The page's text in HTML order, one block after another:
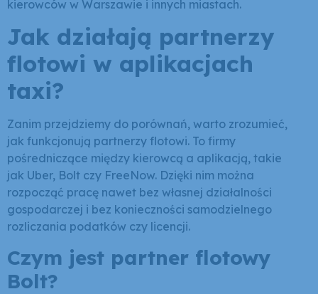
kierowców w Warszawie i innych miastach.
Jak działają partnerzy
flotowi w aplikacjach
taxi?
Zanim przejdziemy do porównań, warto zrozumieć,
jak funkcjonują partnerzy flotowi. To firmy
pośredniczące między kierowcą a aplikacją, takie
jak Uber, Bolt czy FreeNow. Dzięki nim można
rozpocząć pracę nawet bez własnej działalności
gospodarczej i bez konieczności samodzielnego
rozliczania podatków czy licencji.
Czym jest partner flotowy
Bolt?